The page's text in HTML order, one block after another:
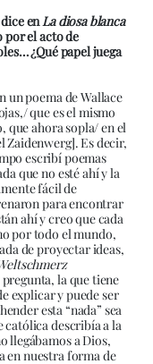
en La diosa blanca
por el acto de
¿Qué papel juega
un poema de Wallace
que es el mismo
que ahora sopla/ en el
Zaidenwerg]. Es decir,
escribí poemas
que no esté ahí y la
fácil de
para encontrar
ahí y creo que cada
por todo el mundo,
de proyectar ideas,
la que tiene
explicar y puede ser
esta “nada” sea
describía a la
llegábamos a Dios,
en nuestra forma de